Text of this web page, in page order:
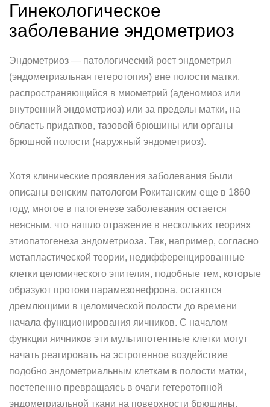
Гинекологическое
заболевание эндометриоз
Эндометриоз — патологический рост эндометрия
(эндометриальная гетеротопия) вне полости матки,
распространяющийся в миометрий (аденомиоз или
внутренний эндометриоз) или за пределы матки, на
область придатков, тазовой брюшины или органы
брюшной полости (наружный эндометриоз).
Хотя клинические проявления заболевания были
описаны венским патологом Рокитанским еще в 1860
году, многое в патогенезе заболевания остается
неясным, что нашло отражение в нескольких теориях
этиопатогенеза эндометриоза. Так, например, согласно
метапластической теории, недифференцированные
клетки целомического эпителия, подобные тем, которые
образуют протоки парамезонефрона, остаются
дремлющими в целомической полости до времени
начала функционирования яичников. С началом
функции яичников эти мультипотентные клетки могут
начать реагировать на эстрогенное воздействие
подобно эндометриальным клеткам в полости матки,
постепенно превращаясь в очаги гетеротопной
эндометриальной ткани на поверхности брюшины.